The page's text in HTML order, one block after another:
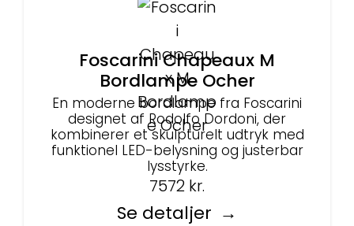
Foscarini Chapeaux M
Bordlampe Ocher
En moderne bordlampe fra Foscarini
designet af Rodolfo Dordoni, der
kombinerer et skulpturelt udtryk med
funktionel LED-belysning og justerbar
lysstyrke.
7572 kr.
Se detaljer